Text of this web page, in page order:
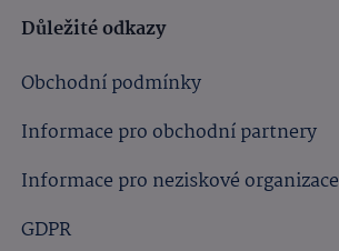
Důležité odkazy
Obchodní podmínky
Informace pro obchodní partnery
Informace pro neziskové organizace
GDPR